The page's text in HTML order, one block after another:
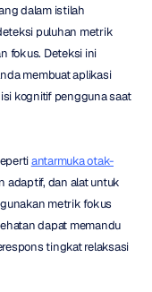
dalam istilah
puluhan metrik
fokus. Deteksi ini
membuat aplikasi
kognitif pengguna saat
antarmuka otak-
adaptif, dan alat untuk
metrik fokus
dapat memandu
tingkat relaksasi